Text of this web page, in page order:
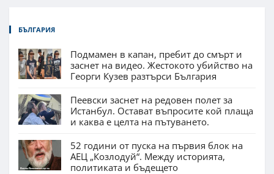
БЪЛГАРИЯ
Подмамен в капан, пребит до смърт и
заснет на видео. Жестокото убийство на
Георги Кузев разтърси България
Пеевски заснет на редовен полет за
Истанбул. Остават въпросите кой плаща
и каква е целта на пътуването.
52 години от пуска на първия блок на
АЕЦ „Козлодуй“. Между историята,
политиката и бъдещето